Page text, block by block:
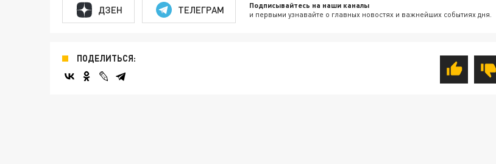
ДЗЕН ТЕЛЕГРАМ Подписывайтесь на наши каналы
и первыми узнавайте о главных новостях и важнейших событиях дня.
ПОДЕЛИТЬСЯ: